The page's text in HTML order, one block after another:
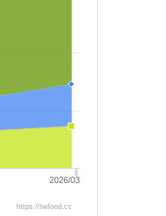
2026/03
https://twfood.cc